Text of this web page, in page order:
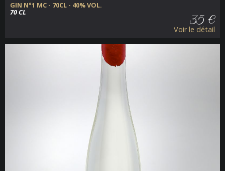
GIN N°1 MC - 70CL - 40% VOL.
70 CL
35 €
Voir le détail